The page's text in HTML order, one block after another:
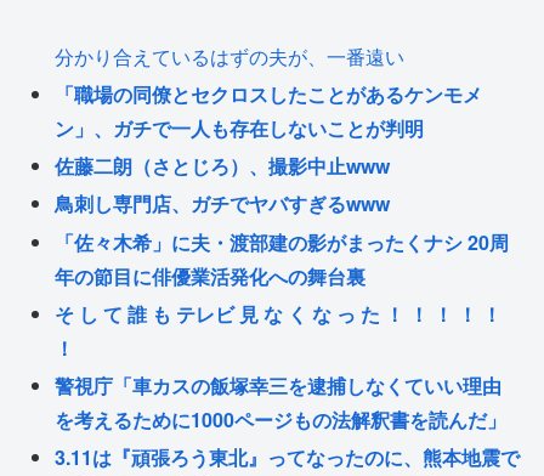
分かり合えているはずの夫が、一番遠い
「職場の同僚とセクロスしたことがあるケンモメ
ン」、ガチで一人も存在しないことが判明
佐藤二朗（さとじろ）、撮影中止www
鳥刺し専門店、ガチでヤバすぎるwww
「佐々木希」に夫・渡部建の影がまったくナシ 20周
年の節目に俳優業活発化への舞台裏
そ し て 誰 も テレビ 見 な く な っ た ！ ！ ！ ！ ！
！
警視庁「車カスの飯塚幸三を逮捕しなくていい理由
を考えるために1000ページもの法解釈書を読んだ」
3.11は『頑張ろう東北』ってなったのに、熊本地震で